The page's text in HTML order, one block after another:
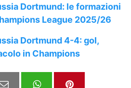
Dortmund: le formazioni
League 2025/26
Dortmund 4-4: gol,
in Champions